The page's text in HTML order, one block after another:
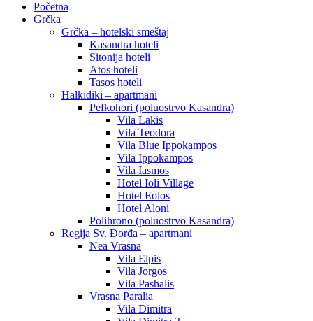
Početna
Grčka
Grčka – hotelski smeštaj
Kasandra hoteli
Sitonija hoteli
Atos hoteli
Tasos hoteli
Halkidiki – apartmani
Pefkohori (poluostrvo Kasandra)
Vila Lakis
Vila Teodora
Vila Blue Ippokampos
Vila Ippokampos
Vila Iasmos
Hotel Ioli Village
Hotel Eolos
Hotel Aloni
Polihrono (poluostrvo Kasandra)
Regija Sv. Đorđa – apartmani
Nea Vrasna
Vila Elpis
Vila Jorgos
Vila Pashalis
Vrasna Paralia
Vila Dimitra